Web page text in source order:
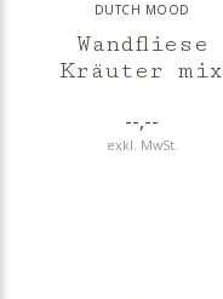
DUTCH MOOD
Wandfliese
Kräuter mix
--,--
exkl. MwSt.